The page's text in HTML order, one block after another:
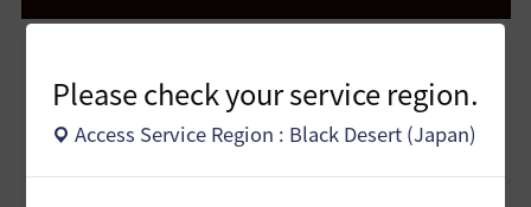
Please check your service region.
Access Service Region : Black Desert (Japan)
- 本イベントのHot Timeはシーズンチャンネルのみ適用されます。
- 依頼で獲得する経験値にはHot Timeの効果が適用されません。
- Hot Timeの戦闘/スキル/生活経験値イベント効果はスクロール、エ
複適用されます。